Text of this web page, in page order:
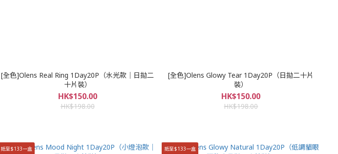
[全色]Olens Real Ring 1Day20P（水光款｜日拋二
十片裝）
HK$150.00
HK$198.00
[全色]Olens Glowy Tear 1Day20P（日拋二十片
裝）
HK$150.00
HK$198.00
抵至$133一盒 抵至$133一盒